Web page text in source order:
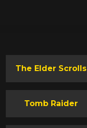
The Elder Scrolls
Tomb Raider